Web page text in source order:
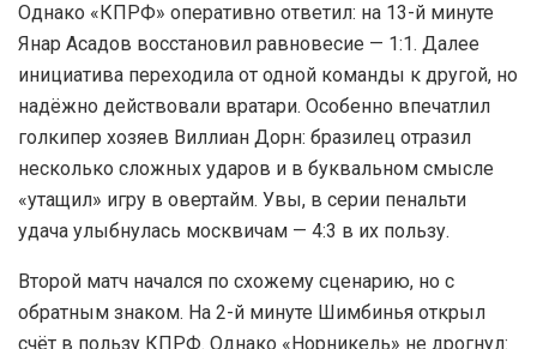
Однако «КПРФ» оперативно ответил: на 13-й минуте
Янар Асадов восстановил равновесие — 1:1. Далее
инициатива переходила от одной команды к другой, но
надёжно действовали вратари. Особенно впечатлил
голкипер хозяев Виллиан Дорн: бразилец отразил
несколько сложных ударов и в буквальном смысле
«утащил» игру в овертайм. Увы, в серии пенальти
удача улыбнулась москвичам — 4:3 в их пользу.
Второй матч начался по схожему сценарию, но с
обратным знаком. На 2-й минуте Шимбинья открыл
счёт в пользу КПРФ. Однако «Норникель» не дрогнул: